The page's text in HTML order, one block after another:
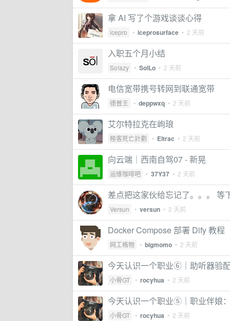
拿 AI 写了个游戏谈谈心得
icepro • iceprosurface • 2 天前
入职五个月小结
So!azy • SolLo • 2 天前
电信宽带携号转网到联通宽带
德普王 • deppwxq • 2 天前
艾尔特拉克在岣琅
極客死亡計劃 • Eltrac • 2 天前
向云端｜西南自驾07 - 新晃
运维咖啡吧 • 37Y37 • 2 天前
差点把这家伙给忘记了。。。 等
Versun • versun • 2 天前
Docker Compose 部署 Dify 教程
网工格物 • bigmomo • 2 天前
今天认识一个职业⑥｜助听器验
小骨GT • rocyhua • 2 天前
今天认识一个职业⑤｜职业伴娘
小骨GT • rocyhua • 2 天前